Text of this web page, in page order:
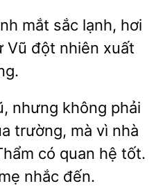
sắc lạnh, hơi
Vũ đột nhiên xuất
nhưng không phải
trường, mà vì nhà
có quan hệ tốt.
nhắc đến.